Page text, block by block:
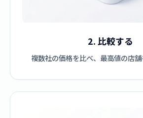
2. 比較する
複数社の価格を比べ、最高値の店舗